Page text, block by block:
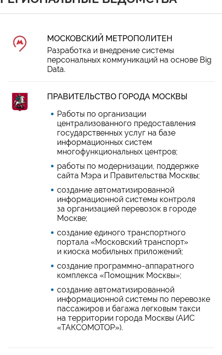
МОСКОВСКИЙ МЕТРОПОЛИТЕН
Разработка и внедрение системы
персональных коммуникаций на основе Big
Data.
ПРАВИТЕЛЬСТВО ГОРОДА МОСКВЫ
Работы по организации
централизованного предоставления
государственных услуг на базе
информационных систем
многофункциональных центров;
работы по модернизации, поддержке
сайта Мэра и Правительства Москвы;
создание автоматизированной
информационной системы контроля
за организацией перевозок в городе
Москве;
cоздание единого транспортного
портала «Московский транспорт»
и киоска мобильных приложений;
создание программно-аппаратного
комплекса «Помощник Москвы»;
создание автоматизированной
информационной системы по перевозке
пассажиров и багажа легковым такси
на территории города Москвы (АИС
«ТАКСОМОТОР»).